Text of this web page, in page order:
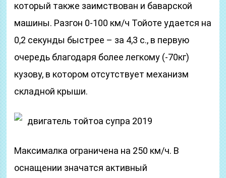
который также заимствован и баварской
машины. Разгон 0-100 км/ч Тойоте удается на
0,2 секунды быстрее – за 4,3 с., в первую
очередь благодаря более легкому (-70кг)
кузову, в котором отсутствует механизм
складной крыши.
двигатель тойтоа супра 2019
Максималка ограничена на 250 км/ч. В
оснащении значатся активный